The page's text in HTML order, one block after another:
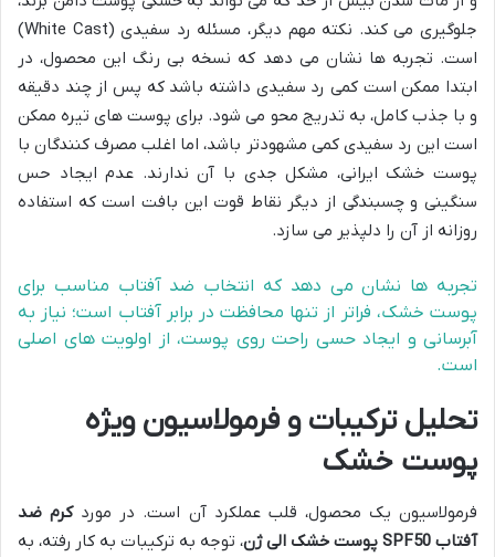
جلوگیری می کند. نکته مهم دیگر، مسئله رد سفیدی (White Cast)
است. تجربه ها نشان می دهد که نسخه بی رنگ این محصول، در
ابتدا ممکن است کمی رد سفیدی داشته باشد که پس از چند دقیقه
و با جذب کامل، به تدریج محو می شود. برای پوست های تیره ممکن
است این رد سفیدی کمی مشهودتر باشد، اما اغلب مصرف کنندگان با
پوست خشک ایرانی، مشکل جدی با آن ندارند. عدم ایجاد حس
سنگینی و چسبندگی از دیگر نقاط قوت این بافت است که استفاده
روزانه از آن را دلپذیر می سازد.
تجربه ها نشان می دهد که انتخاب ضد آفتاب مناسب برای
پوست خشک، فراتر از تنها محافظت در برابر آفتاب است؛ نیاز به
آبرسانی و ایجاد حسی راحت روی پوست، از اولویت های اصلی
است.
تحلیل ترکیبات و فرمولاسیون ویژه
پوست خشک
فرمولاسیون یک محصول، قلب عملکرد آن است. در موردکرم ضد
آفتاب SPF50 پوست خشک الی ژن
، توجه به ترکیبات به کار رفته، به